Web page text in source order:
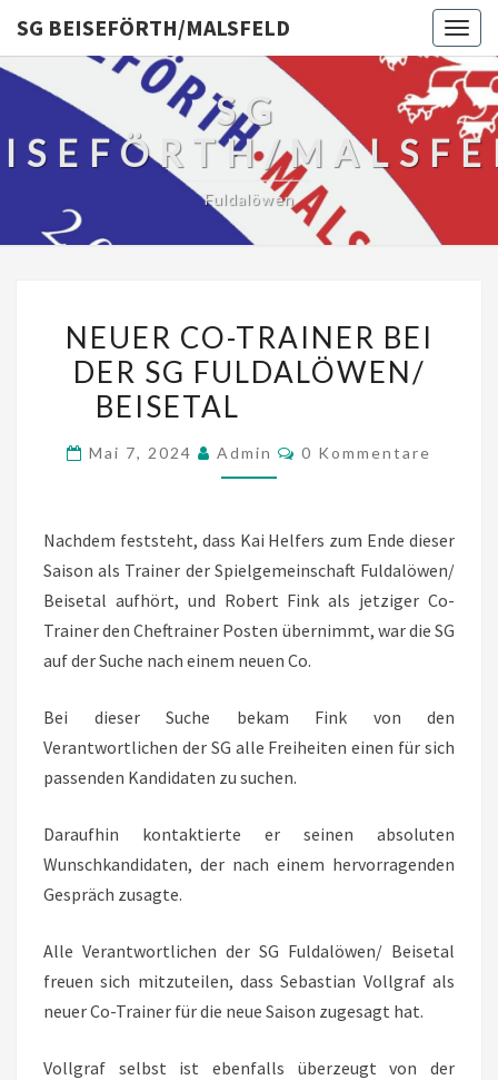
SG BEISEFÖRTH/MALSFELD
SG
Fuldalöwen
CO-
TRAINER
SG
NEUER CO-TRAINER BEI
DER SG FULDALÖWEN/
BEISETAL
Mai 7, 2024 Admin Kommentare
0 Kommentare
Nachdem feststeht, dass Kai Helfers zum Ende dieser
Saison als Trainer der Spielgemeinschaft Fuldalöwen/
Beisetal aufhört, und Robert Fink als jetziger Co-
Trainer den Cheftrainer Posten übernimmt, war die SG
auf der Suche nach einem neuen Co.
Bei dieser Suche bekam Fink von den
Verantwortlichen der SG alle Freiheiten einen für sich
passenden Kandidaten zu suchen.
Daraufhin kontaktierte er seinen absoluten
Wunschkandidaten, der nach einem hervorragenden
Gespräch zusagte.
Alle Verantwortlichen der SG Fuldalöwen/ Beisetal
freuen sich mitzuteilen, dass Sebastian Vollgraf als
neuer Co-Trainer für die neue Saison zugesagt hat.
Vollgraf selbst ist ebenfalls überzeugt von der